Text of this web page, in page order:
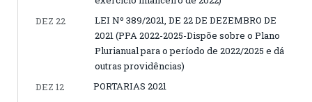
DEZ 22
LEI Nº 389/2021, DE 22 DE DEZEMBRO DE
2021 (PPA 2022-2025-Dispõe sobre o Plano
Plurianual para o período de 2022/2025 e dá
outras providências)
DEZ 12
PORTARIAS 2021